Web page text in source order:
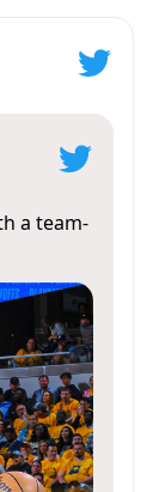
a team-